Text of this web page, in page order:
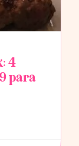
4
para